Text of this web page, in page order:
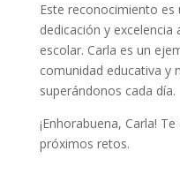
Este reconocimiento
dedicación y
escolar. Carla es un
comunidad educativa y
superándonos cada día.
¡Enhorabuena, Carla!
próximos retos.